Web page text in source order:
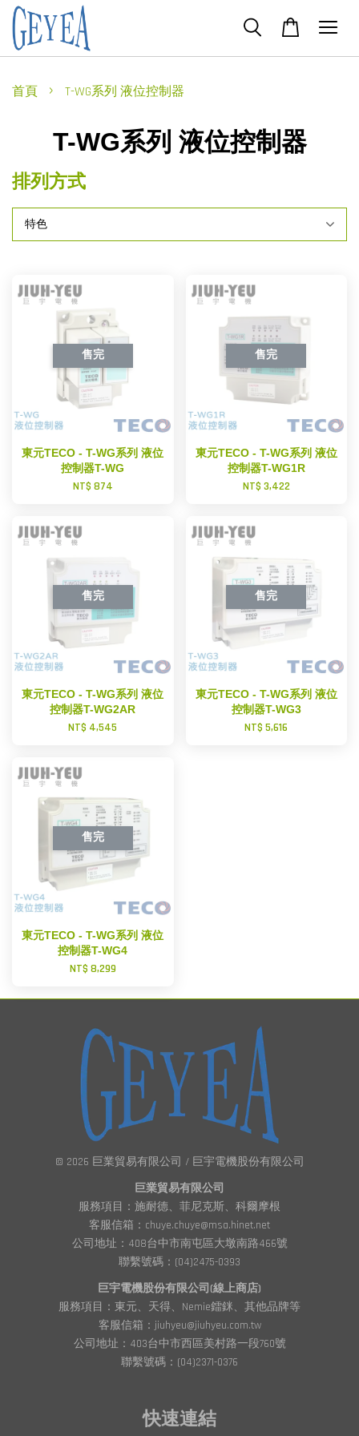
首頁 › T-WG系列 液位控制器
T-WG系列 液位控制器
排列方式
售完
東元TECO - T-WG系列 液位
控制器T-WG
NT$ 874
售完
東元TECO - T-WG系列 液位
控制器T-WG1R
NT$ 3,422
售完
東元TECO - T-WG系列 液位
控制器T-WG2AR
NT$ 4,545
售完
東元TECO - T-WG系列 液位
控制器T-WG3
NT$ 5,616
售完
東元TECO - T-WG系列 液位
控制器T-WG4
NT$ 8,299
© 2026 巨業貿易有限公司 / 巨宇電機股份有限公司
巨業貿易有限公司
服務項目：施耐德、菲尼克斯、科爾摩根
客服信箱：chuye.chuye@msa.hinet.net
公司地址：408台中市南屯區大墩南路466號
聯繫號碼：(04)2475-0393
巨宇電機股份有限公司(線上商店)
服務項目：東元、天得、Nemie鐳銤、其他品牌等
客服信箱：jiuhyeu@jiuhyeu.com.tw
公司地址：403台中市西區美村路一段760號
聯繫號碼：(04)2371-0376
快速連結